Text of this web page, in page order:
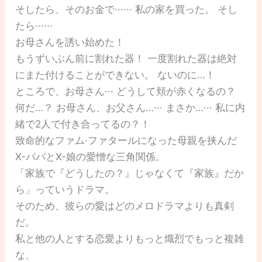
そしたら、そのお金で······ 私の家を買った。 そし
たら······
お母さんを誘い始めた！
もうずいぶん前に割れた器！ 一度割れた器は絶対
にまた付けることができない。 ないのに…！
ところで、お母さん··· どうして頬が赤くなるの？
何だ…？ お母さん、お父さん…··· まさか…··· 私に内
緒で2人で付き合ってるの？！
致命的なファム·ファタールになった母親を挟んだ
X-パパとX-娘の愛憎な三角関係。
「家族で『どうしたの？』じゃなくて『家族』だか
ら」っていうドラマ。
そのため、彼らの愛はどのメロドラマよりも真剣
だ。
私と他の人とする恋愛よりもっと熾烈でもっと複雑
な、